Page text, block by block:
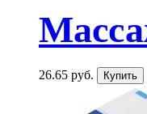
26.65 руб.